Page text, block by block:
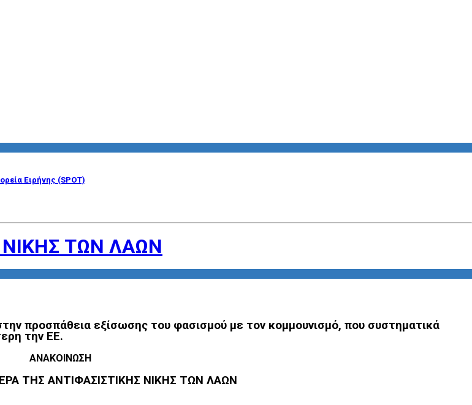
Ειρήνης (SPOT)
ΤΩΝ ΛΑΩΝ
προσπάθεια εξίσωσης του φασισμού με τον κομμουνισμό, που συστηματικά
την ΕΕ.
ΑΝΑΚΟΙΝΩΣΗ
ΤΗΣ ΑΝΤΙΦΑΣΙΣΤΙΚΗΣ ΝΙΚΗΣ ΤΩΝ ΛΑΩΝ